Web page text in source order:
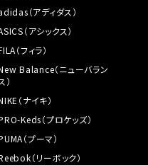
（アディダス）
（アシックス）
（フィラ）
Balance（ニューバラン
）
（ナイキ）
Keds（プロケッズ）
（プーマ）
（リーボック）